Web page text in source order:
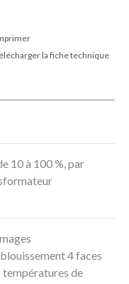
la fiche technique
10 à 100 %, par
4 faces
températures de